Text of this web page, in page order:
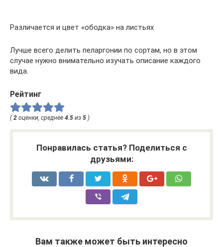
Различается и цвет «ободка» на листьях
Лучше всего делить пеларгонии по сортам, но в этом
случае нужно внимательно изучать описание каждого
вида.
Рейтинг
(2 оценки, среднее 4.5 из 5 )
Понравилась статья? Поделиться с
друзьями:
Вам также может быть интересно